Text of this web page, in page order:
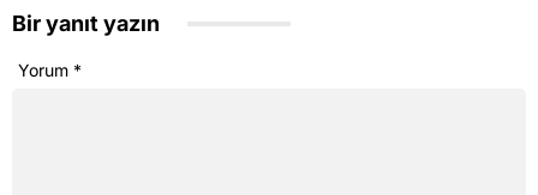
Bir yanıt yazın
Yorum *